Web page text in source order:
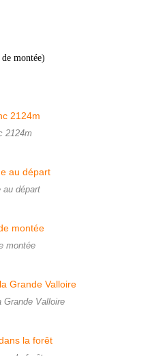
montée)
2124m
au départ
montée
Grande Valloire